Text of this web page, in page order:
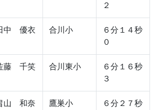
２
中 優衣 合川小
６分１４秒
０
藤 千笑 合川東小
６分１６秒
３
山 和奈 鷹巣小
６分２７秒